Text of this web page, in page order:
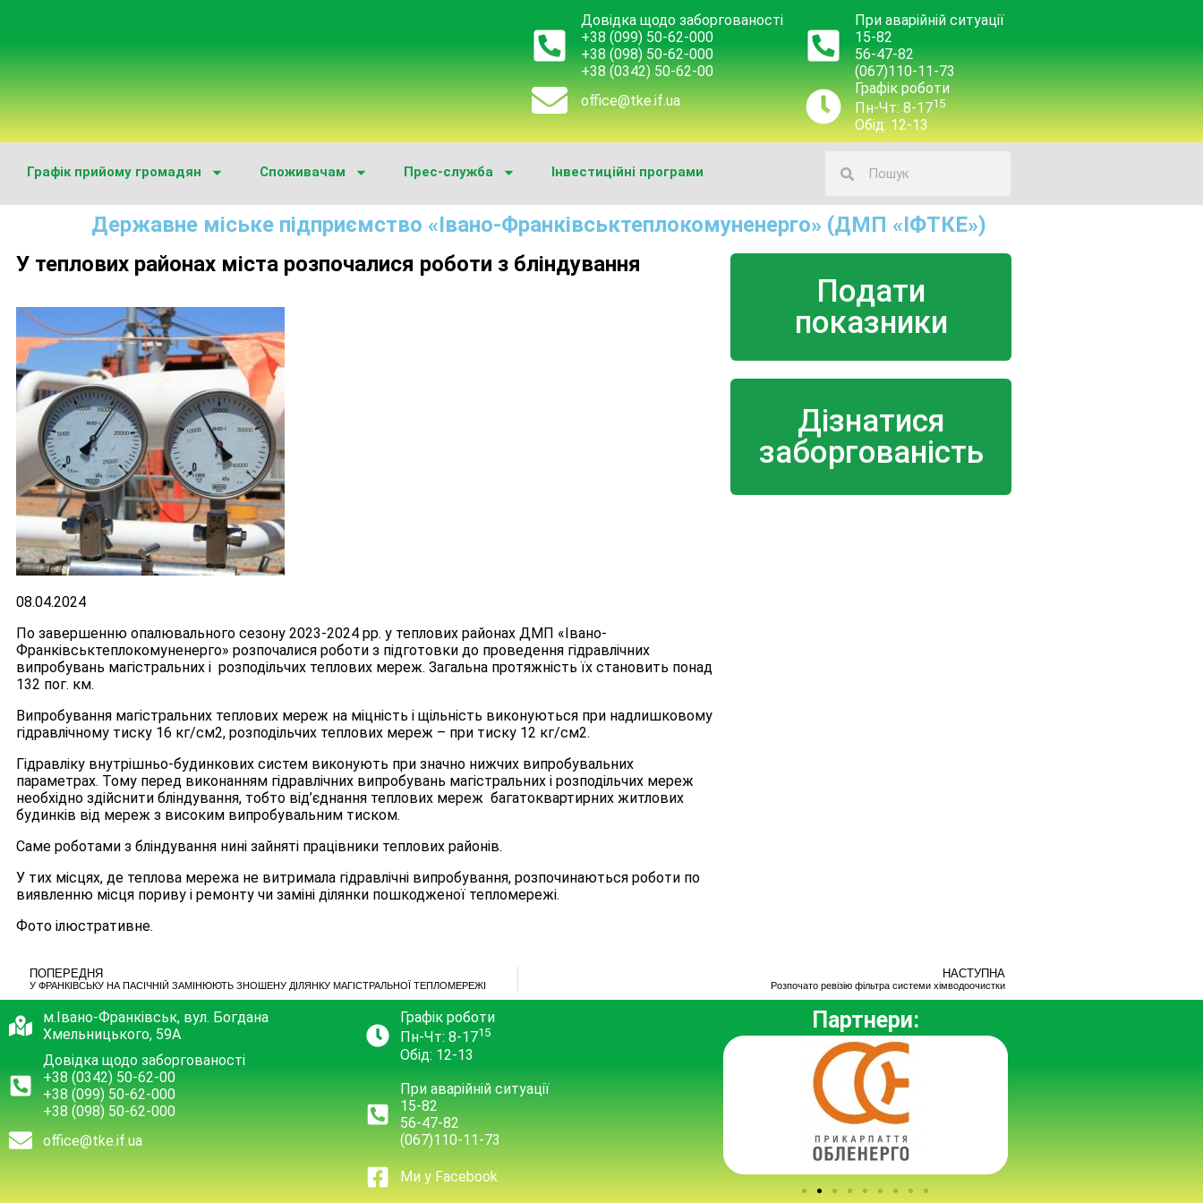
Довідка щодо заборгованості
+38 (099) 50-62-000
+38 (098) 50-62-000
+38 (0342) 50-62-00
office@tke.if.ua
При аварійній ситуації
15-82
56-47-82
(067)110-11-73
Графік роботи
Пн-Чт: 8-1715
Обід: 12-13
Графік прийому громадян Споживачам Прес-служба Інвестиційні програми
Державне міське підприємство «Івано-Франківськтеплокомуненерго» (ДМП «ІФТКЕ»)
У теплових районах міста розпочалися роботи з бліндування
08.04.2024
По завершенню опалювального сезону 2023-2024 рр. у теплових районах ДМП «Івано-
Франківськтеплокомуненерго» розпочалися роботи з підготовки до проведення гідравлічних
випробувань магістральних і розподільчих теплових мереж. Загальна протяжність їх становить понад
132 пог. км.
Випробування магістральних теплових мереж на міцність і щільність виконуються при надлишковому
гідравлічному тиску 16 кг/см2, розподільчих теплових мереж – при тиску 12 кг/см2.
Гідравліку внутрішньо-будинкових систем виконують при значно нижчих випробувальних
параметрах. Тому перед виконанням гідравлічних випробувань магістральних і розподільчих мереж
необхідно здійснити бліндування, тобто від’єднання теплових мереж багатоквартирних житлових
будинків від мереж з високим випробувальним тиском.
Саме роботами з бліндування нині зайняті працівники теплових районів.
У тих місцях, де теплова мережа не витримала гідравлічні випробування, розпочинаються роботи по
виявленню місця пориву і ремонту чи заміні ділянки пошкодженої тепломережі.
Фото ілюстративне.
Подати
показники
Дізнатися
заборгованість
ПОПЕРЕДНЯ
У ФРАНКІВСЬКУ НА ПАСІЧНІЙ ЗАМІНЮЮТЬ ЗНОШЕНУ ДІЛЯНКУ МАГІСТРАЛЬНОЇ ТЕПЛОМЕРЕЖІ
НАСТУПНА
Розпочато ревізію фільтра системи хімводоочистки
м.Івано-Франківськ, вул. Богдана
Хмельницького, 59А
Довідка щодо заборгованості
+38 (0342) 50-62-00
+38 (099) 50-62-000
+38 (098) 50-62-000
office@tke.if.ua
Графік роботи
Пн-Чт: 8-1715
Обід: 12-13
При аварійній ситуації
15-82
56-47-82
(067)110-11-73
Ми у Facebook
Партнери: